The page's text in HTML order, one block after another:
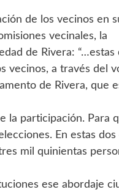
de los vecinos en
vecinales, la
de Rivera:
vecinos, a través del
de Rivera, que
la participación. Para
En estas
mil quinientas
ese abordaje